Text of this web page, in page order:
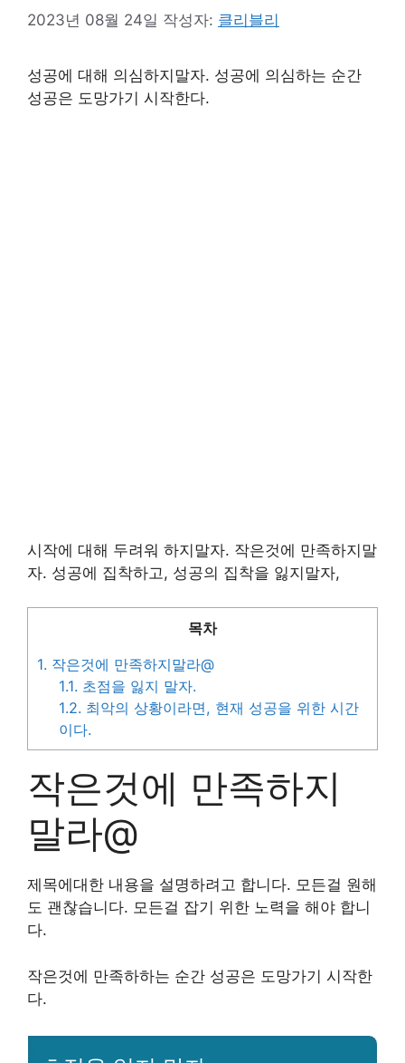
2023년 08월 24일 작성자: 클리블리
성공에 대해 의심하지말자. 성공에 의심하는 순간
성공은 도망가기 시작한다.
시작에 대해 두려워 하지말자. 작은것에 만족하지말
자. 성공에 집착하고, 성공의 집착을 잃지말자,
목차
1. 작은것에 만족하지말라@
1.1. 초점을 잃지 말자.
1.2. 최악의 상황이라면, 현재 성공을 위한 시간
이다.
작은것에 만족하지
말라@
제목에대한 내용을 설명하려고 합니다. 모든걸 원해
도 괜찮습니다. 모든걸 잡기 위한 노력을 해야 합니
다.
작은것에 만족하하는 순간 성공은 도망가기 시작한
다.